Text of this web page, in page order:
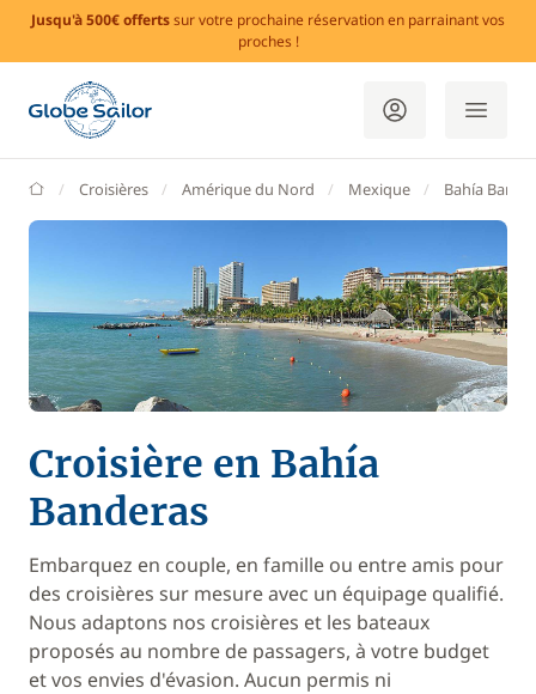
Jusqu'à 500€ offertssur votre prochaine réservation en parrainant vos
proches !
GlobeSailor
Croisières Amérique du Nord Mexique Bahía
Croisière en Bahía
Banderas
Embarquez en couple, en famille ou entre amis pour
des croisières sur mesure avec un équipage qualifié.
Nous adaptons nos croisières et les bateaux
proposés au nombre de passagers, à votre budget
et vos envies d'évasion. Aucun permis ni